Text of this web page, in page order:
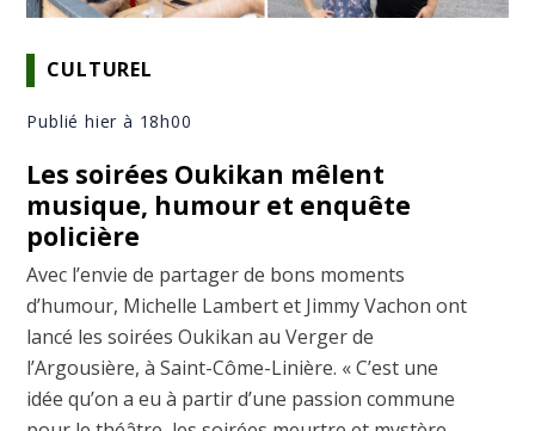
CULTUREL
Publié hier à 18h00
Les soirées Oukikan mêlent
musique, humour et enquête
policière
Avec l’envie de partager de bons moments
d’humour, Michelle Lambert et Jimmy Vachon ont
lancé les soirées Oukikan au Verger de
l’Argousière, à Saint-Côme-Linière. « C’est une
idée qu’on a eu à partir d’une passion commune